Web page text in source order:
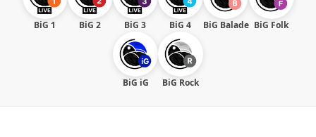
BiG 1 BiG 2 BiG 3 BiG 4 BiG Balade BiG Folk
BiG iG BiG Rock